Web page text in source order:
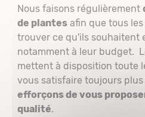
Nous faisons régulièrement
de plantesafin que tous
trouver ce qu'ils souhaitent
notamment à leur budget.
mettent à disposition toute
vous satisfaire toujours plus
efforçons de vous
qualité.